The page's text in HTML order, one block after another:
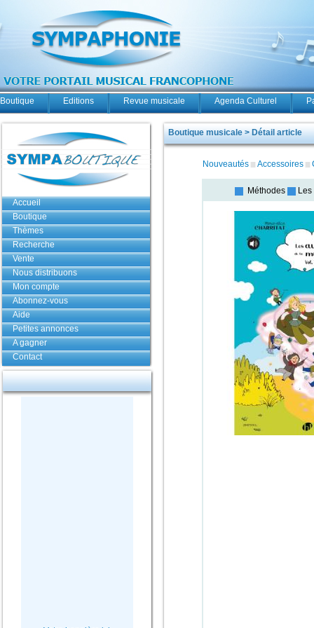
Boutique Editions Revue musicale Agenda Culturel
Accueil
Boutique
Thèmes
Recherche
Vente
Nous distribuons
Mon compte
Abonnez-vous
Aide
Petites annonces
A gagner
Contact
Boutique musicale > Détail article
Nouveautés Accessoires
Méthodes